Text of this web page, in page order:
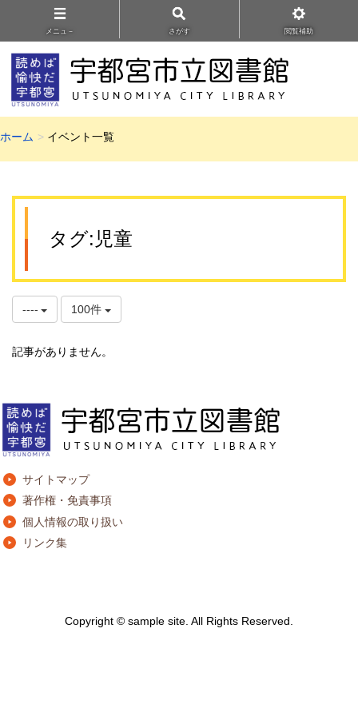
メニュ－ さがす 閲覧補助
ホーム イベント一覧
タグ:児童
---- 100件
記事がありません。
サイトマップ
著作権・免責事項
個人情報の取り扱い
リンク集
Copyright © sample site. All Rights Reserved.